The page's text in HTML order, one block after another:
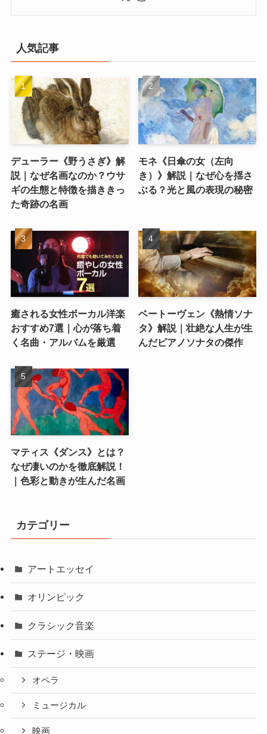
人気記事
デューラー《野うさぎ》解
説｜なぜ名画なのか？ウサ
ギの生態と特徴を描ききっ
た奇跡の名画
モネ《日傘の女（左向
き）》解説｜なぜ心を揺さ
ぶる？光と風の表現の秘密
癒される女性ボーカル洋楽
おすすめ7選｜心が落ち着
く名曲・アルバムを厳選
ベートーヴェン《熱情ソナ
タ》解説｜壮絶な人生が生
んだピアノソナタの傑作
マティス《ダンス》とは？
なぜ凄いのかを徹底解説！
｜色彩と動きが生んだ名画
カテゴリー
アートエッセイ
オリンピック
クラシック音楽
ステージ・映画
オペラ
ミュージカル
映画